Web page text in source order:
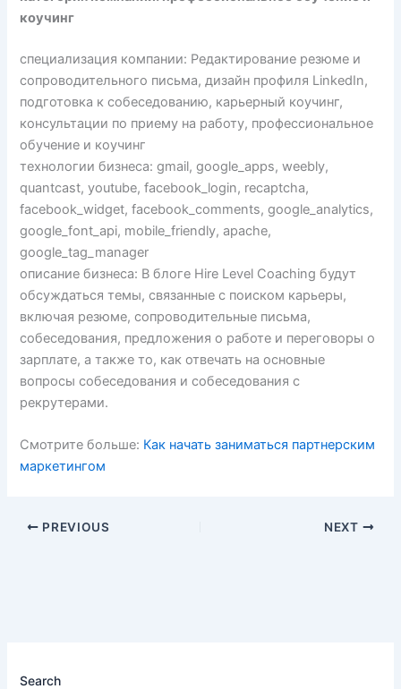
коучинг
специализация компании: Редактирование резюме и
сопроводительного письма, дизайн профиля LinkedIn,
подготовка к собеседованию, карьерный коучинг,
консультации по приему на работу, профессиональное
обучение и коучинг
технологии бизнеса: gmail, google_apps, weebly,
quantcast, youtube, facebook_login, recaptcha,
facebook_widget, facebook_comments, google_analytics,
google_font_api, mobile_friendly, apache,
google_tag_manager
описание бизнеса: В блоге Hire Level Coaching будут
обсуждаться темы, связанные с поиском карьеры,
включая резюме, сопроводительные письма,
собеседования, предложения о работе и переговоры о
зарплате, а также то, как отвечать на основные
вопросы собеседования и собеседования с
рекрутерами.
Смотрите больше: Как начать заниматься партнерским
маркетингом
PREVIOUS NEXT
Search